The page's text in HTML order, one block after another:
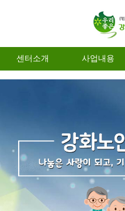
센터소개 사업내용